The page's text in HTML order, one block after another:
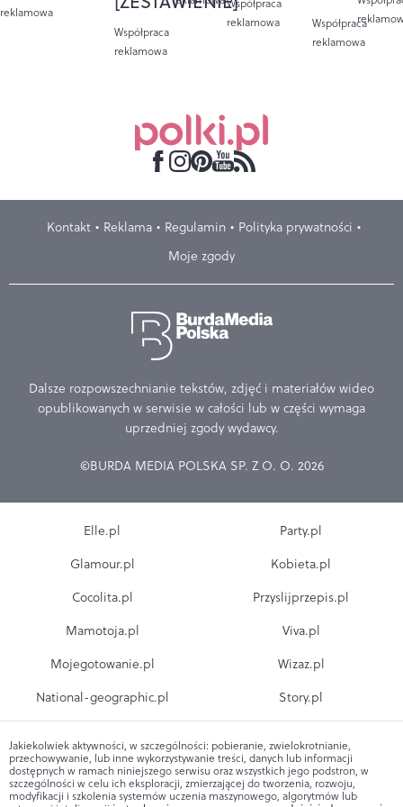
reklamowa
Współpraca
reklamowa
Współpraca
reklamowa
Współpraca
reklamowa
Kontakt Reklama Regulamin
Polityka prywatności
Moje zgody
Dalsze rozpowszechnianie tekstów, zdjęć i materiałów wideo
opublikowanych w serwisie w całości lub w części wymaga
uprzedniej zgody wydawcy.
©BURDA MEDIA POLSKA SP. Z O. O. 2026
Elle.pl
Glamour.pl
Cocolita.pl
Mamotoja.pl
Mojegotowanie.pl
National-geographic.pl
Party.pl
Kobieta.pl
Przyslijprzepis.pl
Viva.pl
Wizaz.pl
Story.pl
Jakiekolwiek aktywności, w szczególności: pobieranie, zwielokrotnianie,
przechowywanie, lub inne wykorzystywanie treści, danych lub informacji
dostępnych w ramach niniejszego serwisu oraz wszystkich jego podstron, w
szczególności w celu ich eksploracji, zmierzającej do tworzenia, rozwoju,
modyfikacji i szkolenia systemów uczenia maszynowego, algorytmów lub